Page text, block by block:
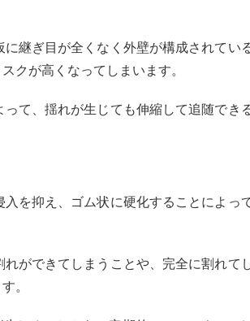
継ぎ目が全くなく外壁が構成されてい
クが高くなってしまいます。
て、揺れが生じても伸縮して追随できる
を抑え、ゴム状に硬化することによっ
ができてしまうことや、完全に割れて
。